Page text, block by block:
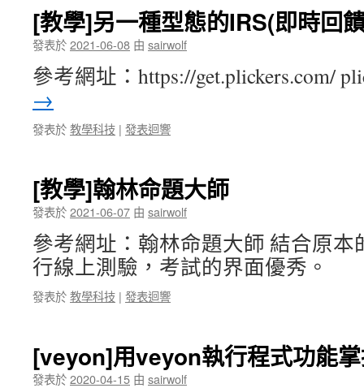
[教學]另一種型態的IRS(即時回
發表於2021-06-08 由 sairwolf
參考網址：https://get.plickers.com/
→
發表於教學科技 | 發表迴響
[教學]翰林命題大師
發表於2021-06-07 由 sairwolf
參考網址：翰林命題大師 結合原
行線上測驗，考試的界面優秀。
發表於教學科技 | 發表迴響
[veyon]用veyon執行程式功能
發表於2020-04-15 由 sairwolf